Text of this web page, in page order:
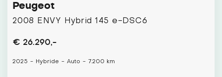
Peugeot
2008 ENVY Hybrid 145 e-DSC6
€ 26.290,-
2025 - Hybride - Auto - 7.200 km